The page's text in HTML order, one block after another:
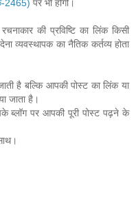
2465) पर भी होगी।
की प्रविष्टि का लिंक किसी
व्यवस्थापक का नैतिक कर्तव्य होता
है बल्कि आपकी पोस्ट का लिंक या
जाता है।
ब्लॉग पर आपकी पूरी पोस्ट पढ़ने के